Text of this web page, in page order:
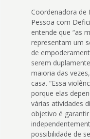
Coordenadora de
Pessoa com
entende que “as
representam um
de
serem
maioria das
casa. “Essa
porque elas
várias atividades
objetivo é
possibilidade de